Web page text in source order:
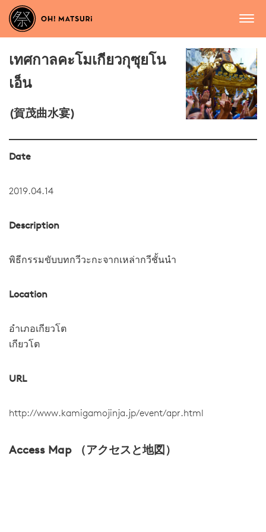
เทศกาลคะโมเกียวกุซุยโน
เอ็น
(賀茂曲水宴)
Date
2019.04.14
Description
พิธีกรรมขับบทกวีวะกะจากเหล่ากวีชั้นนำ
Location
อำเภอเกียวโต
เกียวโต
URL
http://www.kamigamojinja.jp/event/apr.html
Access Map （アクセスと地図）